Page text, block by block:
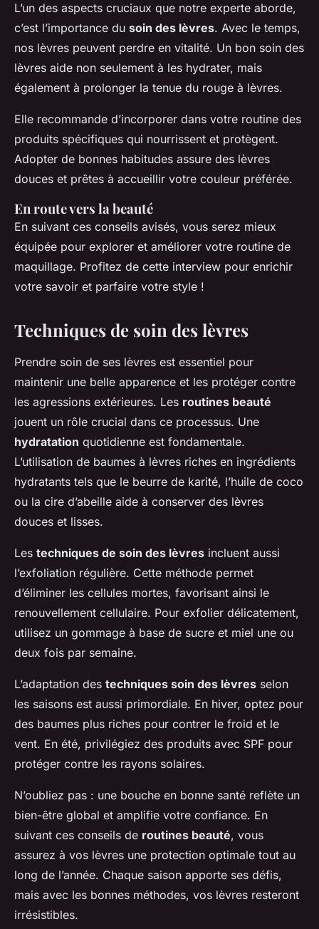
L’un des aspects cruciaux que notre experte aborde,
c’est l’importance du soin des lèvres. Avec le temps,
nos lèvres peuvent perdre en vitalité. Un bon soin des
lèvres aide non seulement à les hydrater, mais
également à prolonger la tenue du rouge à lèvres.
Elle recommande d’incorporer dans votre routine des
produits spécifiques qui nourrissent et protègent.
Adopter de bonnes habitudes assure des lèvres
douces et prêtes à accueillir votre couleur préférée.
En route vers la beauté
En suivant ces conseils avisés, vous serez mieux
équipée pour explorer et améliorer votre routine de
maquillage. Profitez de cette interview pour enrichir
votre savoir et parfaire votre style !
Techniques de soin des lèvres
Prendre soin de ses lèvres est essentiel pour
maintenir une belle apparence et les protéger contre
les agressions extérieures. Les routines beauté
jouent un rôle crucial dans ce processus. Une
hydratation quotidienne est fondamentale.
L’utilisation de baumes à lèvres riches en ingrédients
hydratants tels que le beurre de karité, l’huile de coco
ou la cire d’abeille aide à conserver des lèvres
douces et lisses.
Les techniques de soin des lèvres incluent aussi
l’exfoliation régulière. Cette méthode permet
d’éliminer les cellules mortes, favorisant ainsi le
renouvellement cellulaire. Pour exfolier délicatement,
utilisez un gommage à base de sucre et miel une ou
deux fois par semaine.
L’adaptation des techniques soin des lèvres selon
les saisons est aussi primordiale. En hiver, optez pour
des baumes plus riches pour contrer le froid et le
vent. En été, privilégiez des produits avec SPF pour
protéger contre les rayons solaires.
N’oubliez pas : une bouche en bonne santé reflète un
bien-être global et amplifie votre confiance. En
suivant ces conseils de routines beauté, vous
assurez à vos lèvres une protection optimale tout au
long de l’année. Chaque saison apporte ses défis,
mais avec les bonnes méthodes, vos lèvres resteront
irrésistibles.